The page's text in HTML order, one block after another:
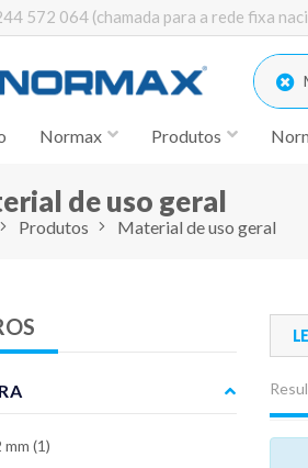
572 064 (chamada para a rede fixa
Normax Produtos
de uso geral
Produtos Material de uso geral
mm (1)